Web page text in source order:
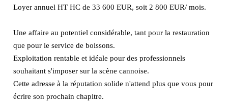
Loyer annuel HT HC de 33 600 EUR, soit 2 800 EUR/ mois.
Une affaire au potentiel considérable, tant pour la restauration
que pour le service de boissons.
Exploitation rentable et idéale pour des professionnels
souhaitant s'imposer sur la scène cannoise.
Cette adresse à la réputation solide n'attend plus que vous pour
écrire son prochain chapitre.